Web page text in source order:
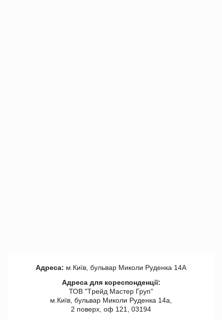
Адреса: м.Київ, бульвар Миколи Руденка 14А
Адреса для кореспонденції:
ТОВ "Tрейд Мастер Груп"
м.Київ, бульвар Миколи Руденка 14а,
2 поверх, оф 121, 03194